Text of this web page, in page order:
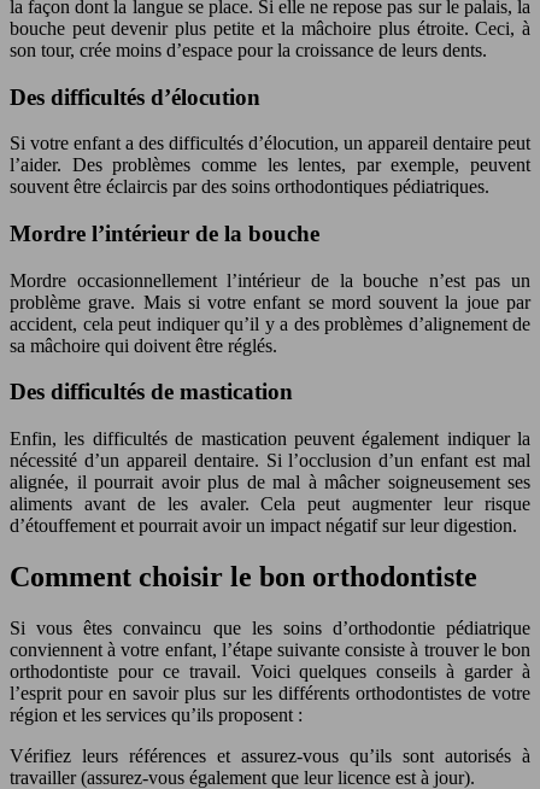
la façon dont la langue se place. Si elle ne repose pas sur le palais, la
bouche peut devenir plus petite et la mâchoire plus étroite. Ceci, à
son tour, crée moins d’espace pour la croissance de leurs dents.
Des difficultés d’élocution
Si votre enfant a des difficultés d’élocution, un appareil dentaire peut
l’aider. Des problèmes comme les lentes, par exemple, peuvent
souvent être éclaircis par des soins orthodontiques pédiatriques.
Mordre l’intérieur de la bouche
Mordre occasionnellement l’intérieur de la bouche n’est pas un
problème grave. Mais si votre enfant se mord souvent la joue par
accident, cela peut indiquer qu’il y a des problèmes d’alignement de
sa mâchoire qui doivent être réglés.
Des difficultés de mastication
Enfin, les difficultés de mastication peuvent également indiquer la
nécessité d’un appareil dentaire. Si l’occlusion d’un enfant est mal
alignée, il pourrait avoir plus de mal à mâcher soigneusement ses
aliments avant de les avaler. Cela peut augmenter leur risque
d’étouffement et pourrait avoir un impact négatif sur leur digestion.
Comment choisir le bon orthodontiste
Si vous êtes convaincu que les soins d’orthodontie pédiatrique
conviennent à votre enfant, l’étape suivante consiste à trouver le bon
orthodontiste pour ce travail. Voici quelques conseils à garder à
l’esprit pour en savoir plus sur les différents orthodontistes de votre
région et les services qu’ils proposent :
Vérifiez leurs références et assurez-vous qu’ils sont autorisés à
travailler (assurez-vous également que leur licence est à jour).